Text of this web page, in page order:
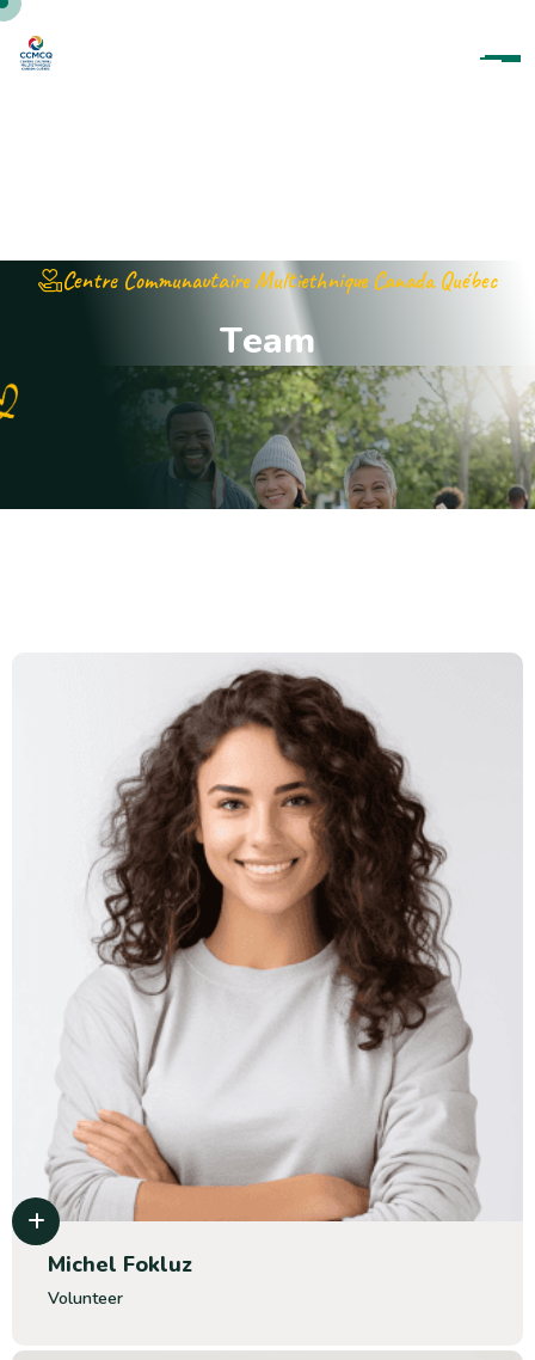
Centre Communautaire Multiethnique Canada Québec
Team
Michel Fokluz
Volunteer